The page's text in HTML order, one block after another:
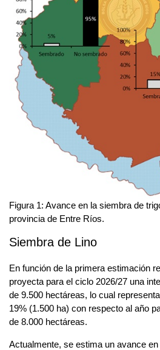
Figura 1: Avance en la siembra de
provincia de Entre Ríos.
Siembra de Lino
En función de la primera estimación
proyecta para el ciclo 2026/27 una
de 9.500 hectáreas, lo cual
19% (1.500 ha) con respecto al año
de 8.000 hectáreas.
Actualmente, se estima un avance